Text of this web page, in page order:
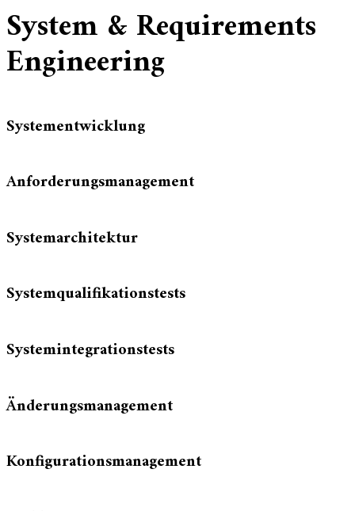
System & Requirements
Engineering
Systementwicklung
Anforderungsmanagement
Systemarchitektur
Systemqualifikationstests
Systemintegrationstests
Änderungsmanagement
Konfigurationsmanagement